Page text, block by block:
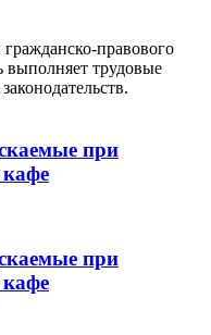
правового
выполняет трудовые
при
кафе
при
кафе